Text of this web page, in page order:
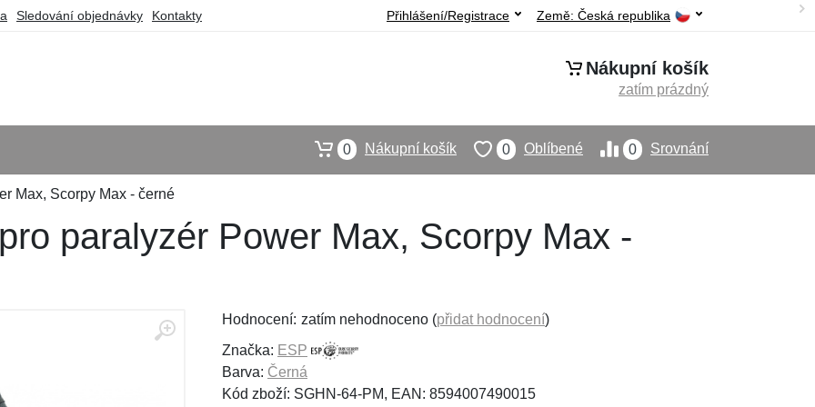
Sledování objednávky Kontakty Země: Česká republika
Přihlášení/Registrace
Nákupní košík
zatím prázdný
0 Srovnání
0 Oblíbené
0 Nákupní košík
Max, Scorpy Max - černé
paralyzér Power Max, Scorpy Max -
Hodnocení: zatím nehodnoceno (přidat hodnocení)
Značka: ESP
Barva: Černá
Kód zboží: SGHN-64-PM, EAN: 8594007490015